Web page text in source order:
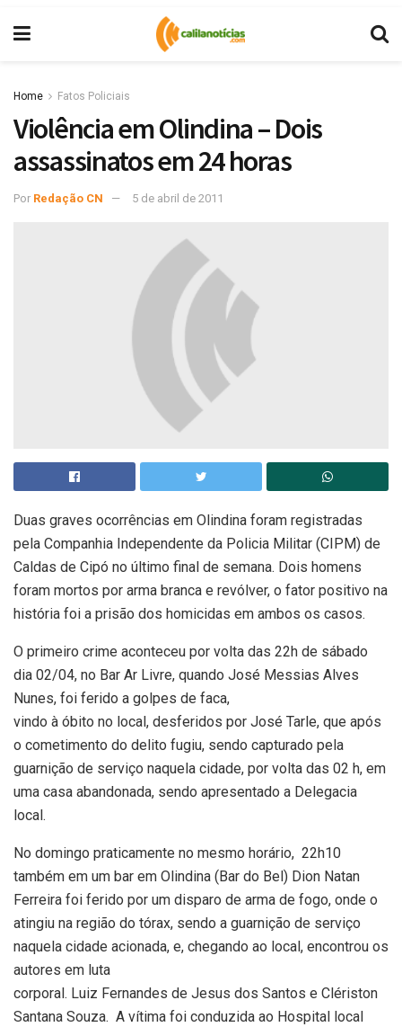
Home Fatos Policiais
Violência em Olindina – Dois
assassinatos em 24 horas
Por Redação CN 5 de abril de 2011
Duas graves ocorrências em Olindina foram registradas
pela Companhia Independente da Policia Militar (CIPM) de
Caldas de Cipó no último final de semana. Dois homens
foram mortos por arma branca e revólver, o fator positivo na
história foi a prisão dos homicidas em ambos os casos.
O primeiro crime aconteceu por volta das 22h de sábado
dia 02/04, no Bar Ar Livre, quando José Messias Alves
Nunes, foi ferido a golpes de faca,
vindo à óbito no local, desferidos por José Tarle, que após
o cometimento do delito fugiu, sendo capturado pela
guarnição de serviço naquela cidade, por volta das 02 h, em
uma casa abandonada, sendo apresentado a Delegacia
local.
No domingo praticamente no mesmo horário, 22h10
também em um bar em Olindina (Bar do Bel) Dion Natan
Ferreira foi ferido por um disparo de arma de fogo, onde o
atingiu na região do tórax, sendo a guarnição de serviço
naquela cidade acionada, e, chegando ao local, encontrou os
autores em luta
corporal. Luiz Fernandes de Jesus dos Santos e Clériston
Santana Souza. A vítima foi conduzida ao Hospital local